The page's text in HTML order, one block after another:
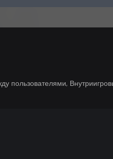
пользователями,